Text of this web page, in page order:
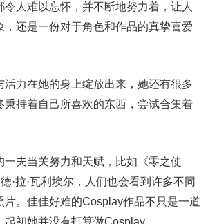
人难以忘怀，并不断地努力着，让人
，还是一份对于角色和作品的真挚喜爱
活力在她的身上绽放出来，她还有很多
秉持着自己所喜欢的东西，尝试合集着
一夫当关努力和天赋，比如《零之使
·拉·瓦利埃尔，人们也会看到许多不同
片。佳佳好难的Cosplay作品不只是一道
初她并没有打算做Cosplay。